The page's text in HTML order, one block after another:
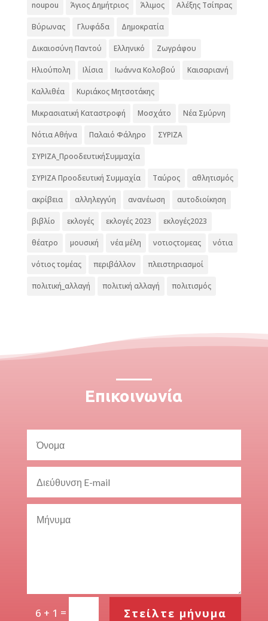
noupou Άγιος Δημήτριος Άλιμος Αλέξης Τσίπρας
Βύρωνας Γλυφάδα Δημοκρατία
Δικαιοσύνη Παντού Ελληνικό Ζωγράφου
Ηλιούπολη Ιλίσια Ιωάννα Κολοβού Καισαριανή
Καλλιθέα Κυριάκος Μητσοτάκης
Μικρασιατική Καταστροφή Μοσχάτο Νέα Σμύρνη
Νότια Αθήνα Παλαιό Φάληρο ΣΥΡΙΖΑ
ΣΥΡΙΖΑ_ΠροοδευτικήΣυμμαχία
ΣΥΡΙΖΑ Προοδευτική Συμμαχία Ταύρος αθλητισμός
ακρίβεια αλληλεγγύη ανανέωση αυτοδιοίκηση
βιβλίο εκλογές εκλογές 2023 εκλογές2023
θέατρο μουσική νέα μέλη νοτιοςτομεας νότια
νότιος τομέας περιβάλλον πλειστηριασμοί
πολιτική_αλλαγή πολιτική αλλαγή πολιτισμός
Επικοινωνία
6 + 1 = Στείλτε μήνυμα